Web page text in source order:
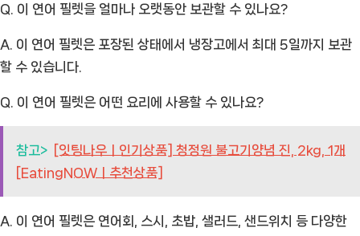
Q. 이 연어 필렛을 얼마나 오랫동안 보관할 수 있나요?
A. 이 연어 필렛은 포장된 상태에서 냉장고에서 최대 5일까지 보관
할 수 있습니다.
Q. 이 연어 필렛은 어떤 요리에 사용할 수 있나요?
참고> [잇팅나우ㅣ인기상품] 청정원 불고기양념 진, 2kg, 1개
[EatingNOWㅣ추천상품]
A. 이 연어 필렛은 연어회, 스시, 초밥, 샐러드, 샌드위치 등 다양한